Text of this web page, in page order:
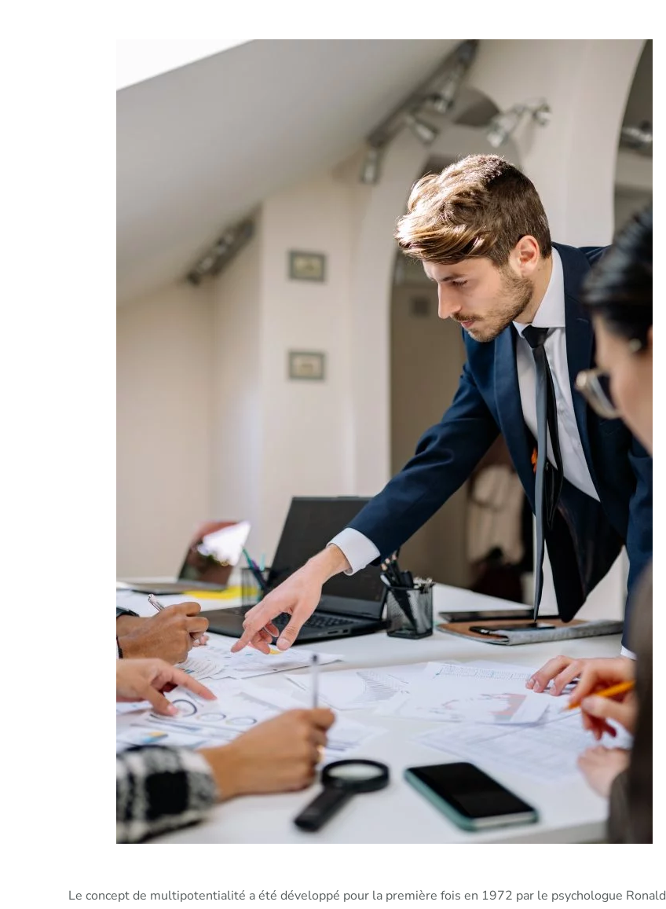
Le concept de multipotentialité a été développé pour la première fois en 1972 par le psychologue Ronald